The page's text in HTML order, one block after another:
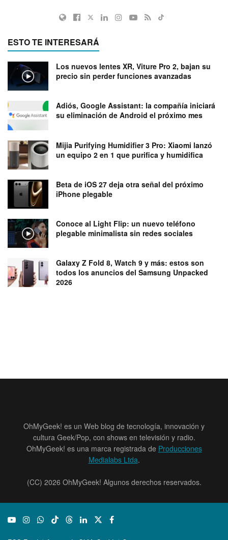
ESTO TE INTERESARÁ
Los nuevos lentes XR, Viture Pro 2, bajan su
precio sin perder funciones avanzadas
Adiós, Google Assistant: la compañía iniciará
su eliminación de Android el próximo mes
Mijia Purifying Humidifier 3 Pro: Xiaomi lanzó
un equipo 2 en 1 que purifica y humidifica
Beta de iOS 27 deja otra señal del próximo
iPhone plegable
Conoce al Light Flip: un nuevo teléfono
plegable minimalista sin redes sociales
Galaxy Z Fold 8, Watch 9 y más: estos son
todos los anuncios del Samsung Unpacked
2026
OhMyGeek! es un Web blog de tecnología, innovación y
cultura Geek/Pop, con shows en televisión y radio.
OhMyGeek! es una marca registrada de Producciones
Medialabs Ltda.
(CC) 2026 OhMyGeek! Algunos derechos reservados.